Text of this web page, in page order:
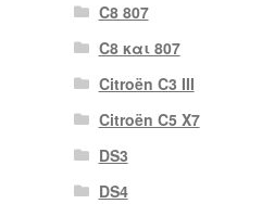
C8 807
C8 και 807
Citroën C3 III
Citroën C5 X7
DS3
DS4